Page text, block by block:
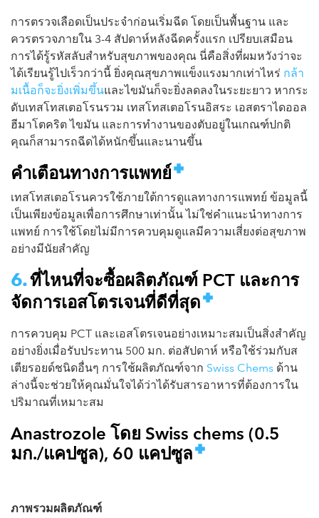
การตรวจเลือดเป็นประจำก่อนเริ่มฉีด โดยเป็นพื้นฐาน และ
ควรตรวจภายใน 3-4 สัปดาห์หลังฉีดครั้งแรก เปรียบเสมือน
การได้รู้รหัสลับสำหรับสุขภาพของคุณ นี่คือสิ่งที่ผมหวังว่าจะ
ได้เรียนรู้ไปเร็วกว่านี้ ยิ่งคุณสุขภาพแข็งแรงมากเท่าไหร่ กล้า
มเนื้อก็จะยิ่งเพิ่มขึ้นและไขมันก็จะยิ่งลดลงในระยะยาว หากระ
ดับเทสโทสเตอโรนรวม เทสโทสเตอโรนอิสระ เอสตราไดออล
ฮีมาโตคริต ไขมัน และการทำงานของตับอยู่ในเกณฑ์ปกติ
คุณก็สามารถฉีดได้หนักขึ้นและนานขึ้น
คำเตือนทางการแพทย์
เทสโทสเตอโรนควรใช้ภายใต้การดูแลทางการแพทย์ ข้อมูลนี้
เป็นเพียงข้อมูลเพื่อการศึกษาเท่านั้น ไม่ใช่คำแนะนำทางการ
แพทย์ การใช้โดยไม่มีการควบคุมดูแลมีความเสี่ยงต่อสุขภาพ
อย่างมีนัยสำคัญ
ที่ไหนที่จะซื้อผลิตภัณฑ์ PCT และการ
จัดการเอสโตรเจนที่ดีที่สุด
การควบคุม PCT และเอสโตรเจนอย่างเหมาะสมเป็นสิ่งสำคัญ
อย่างยิ่งเมื่อรับประทาน 500 มก. ต่อสัปดาห์ หรือใช้ร่วมกับส
เตียรอยด์ชนิดอื่นๆ การใช้ผลิตภัณฑ์จาก Swiss Chems ด้าน
ล่างนี้จะช่วยให้คุณมั่นใจได้ว่าได้รับสารอาหารที่ต้องการใน
ปริมาณที่เหมาะสม
Anastrozole โดย Swiss chems (0.5
มก./แคปซูล), 60 แคปซูล
ภาพรวมผลิตภัณฑ์